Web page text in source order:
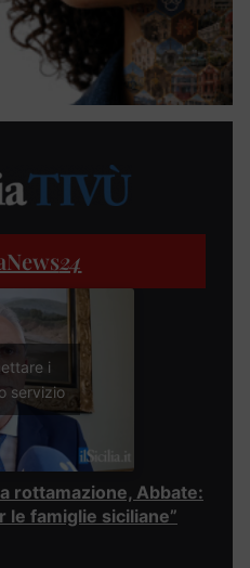
24
i
servizio
rottamazione, Abbate:
le famiglie siciliane”